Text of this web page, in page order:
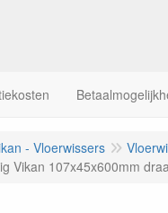
- Vloerwissers
Vikan 107x45x600mm